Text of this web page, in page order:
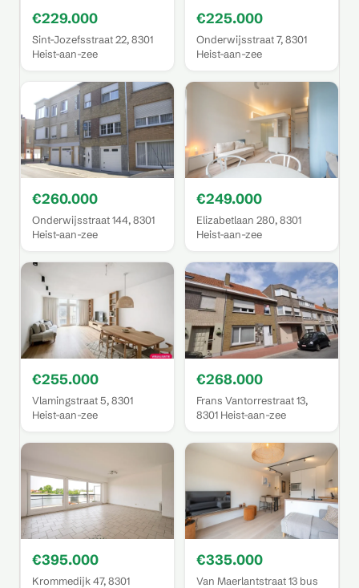
€229.000
Sint-Jozefsstraat 22, 8301
Heist-aan-zee
€225.000
Onderwijsstraat 7, 8301
Heist-aan-zee
€260.000
Onderwijsstraat 144, 8301
Heist-aan-zee
€249.000
Elizabetlaan 280, 8301
Heist-aan-zee
€255.000
Vlamingstraat 5, 8301
Heist-aan-zee
€268.000
Frans Vantorrestraat 13,
8301 Heist-aan-zee
€395.000
Krommedijk 47, 8301
€335.000
Van Maerlantstraat 13 bus